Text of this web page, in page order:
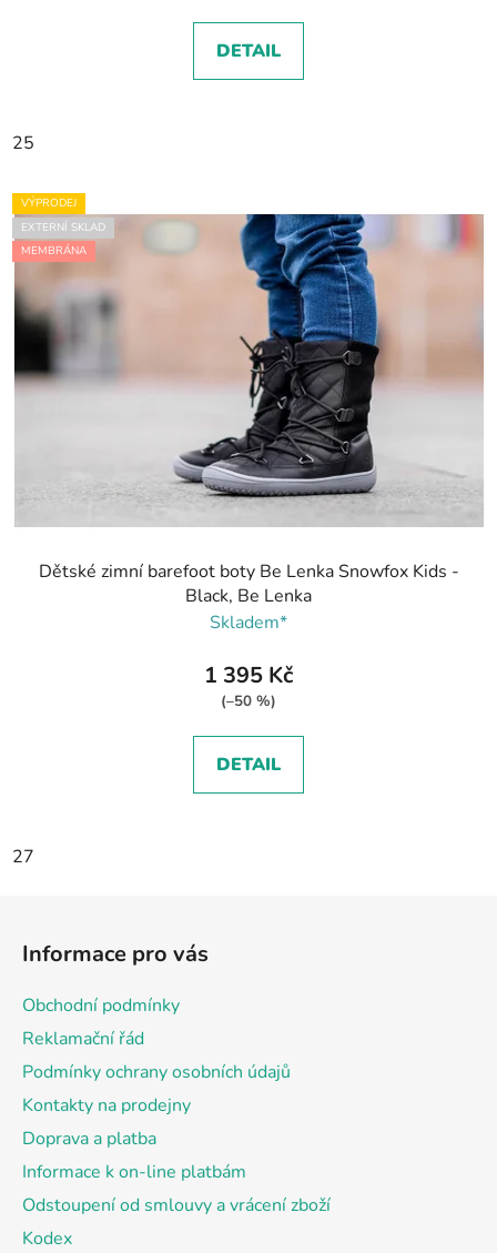
DETAIL
25
VÝPRODEJ
EXTERNÍ SKLAD
MEMBRÁNA
Dětské zimní barefoot boty Be Lenka Snowfox Kids -
Black, Be Lenka
Skladem*
1 395 Kč
(–50 %)
DETAIL
27
Informace pro vás
Obchodní podmínky
Reklamační řád
Podmínky ochrany osobních údajů
Kontakty na prodejny
Doprava a platba
Informace k on-line platbám
Odstoupení od smlouvy a vrácení zboží
Kodex